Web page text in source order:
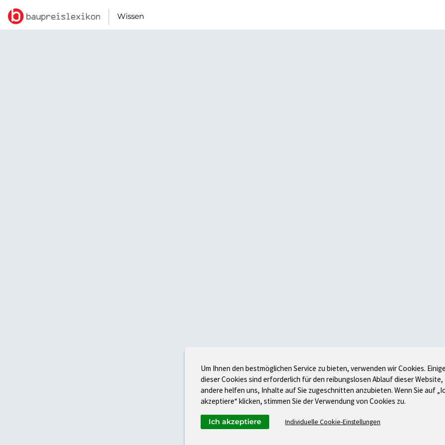
Wissen
Um Ihnen den bestmöglichen Service zu bieten, verwenden wir Cookies.
dieser Cookies sind erforderlich für den reibungslosen Ablauf dieser Website,
andere helfen uns, Inhalte auf Sie zugeschnitten anzubieten. Wenn Sie auf
akzeptiere“ klicken, stimmen Sie der Verwendung von Cookies zu.
Individuelle Cookie-Einstellungen
Ich akzeptiere